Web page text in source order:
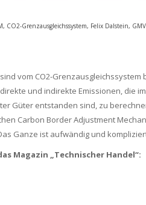
, CO2-Grenzausgleichssystem, Felix Dalstein,
vom CO2-Grenzausgleichssystem
und indirekte Emissionen, die im
Güter entstanden sind, zu
Carbon Border Adjustment
Ganze ist aufwändig und
Magazin „Technischer Handel“: